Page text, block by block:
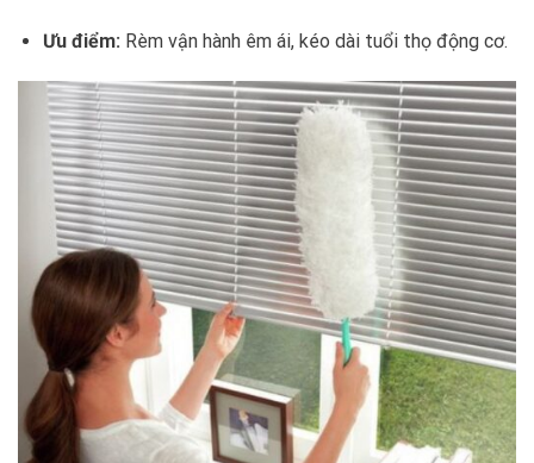
Ưu điểm: Rèm vận hành êm ái, kéo dài tuổi thọ động cơ.